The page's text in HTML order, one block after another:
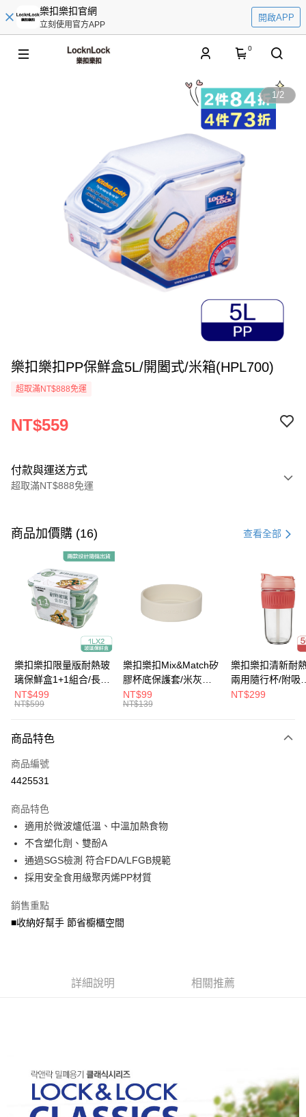
樂扣樂扣官網
立刻使用官方APP
開啟APP
0
1/2
樂扣樂扣PP保鮮盒5L/開闔式/米箱(HPL700)
超取滿NT$888免運
NT$559
付款與運送方式
超取滿NT$888免運
信用卡一次付款
Apple Pay
街口支付
大哥付你分期
相關說明
【大哥付你分期使用說明】
1.本服務由台灣大哥大提供，台灣大哥大用戶可立即使用無須另外申請。
成交易。
4.訂單成立30分鐘內，如未前往確認交易或遇審核未通過，訂單將自動取
消。如遇「轉專審核」未通過狀況，表示未達大哥付你分期系統評分，恕無
1.分期款項不併入電信帳單，「大哥付你分期」於每月結算日後寄送繳費提
醒簡訊。
2.透過簡訊連結打開帳單後，可選擇「超商條碼／台灣大直營門市／銀行轉
帳／街口支付／iPASS MONEY」等通路繳費。
【注意事項】
用戶於交易時，得透過本服務購買商品或服務，並由商店將買賣／分期付款
買賣價金債權讓與本公司後，依約使用本公司帳單繳交帳款。
2.基於同意付款使用「大哥付你分期」之契約關係目的，商店將以您的個人
ATM付款
運送方式
付款後全家取貨
每筆NT$80，滿NT$888(含以上)免運費
每筆NT$80，滿NT$888(含以上)免運費
宅配
每筆NT$120，滿NT$1,000(含以上)免運費
每筆NT$80，滿NT$500(含以上)免運費
商品加價購 (16) 查看全部
樂扣樂扣限量版耐熱玻
璃保鮮盒1+1組合/長方
形/1L(LLG445KKSP2-
01)
NT$499
NT$599
樂扣樂扣Mix&Match矽
膠杯底保護套/米灰
(BOTTOM-
LHC4343BEG)
NT$99
NT$139
樂扣樂扣清新耐
兩用隨行杯/附吸
管/500ml/粉
NT$299
商品特色
商品編號
4425531
商品特色
適用於微波爐低溫、中溫加熱食物
不含塑化劑、雙酚A
通過SGS檢測 符合FDA/LFGB規範
採用安全食用級聚丙烯PP材質
銷售重點
■收納好幫手 節省櫥櫃空間
詳細說明 相關推薦